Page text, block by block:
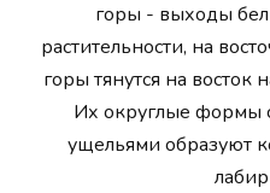
горы - выходы
растительности, на
горы тянутся на восток
Их округлые формы
ущельями образуют